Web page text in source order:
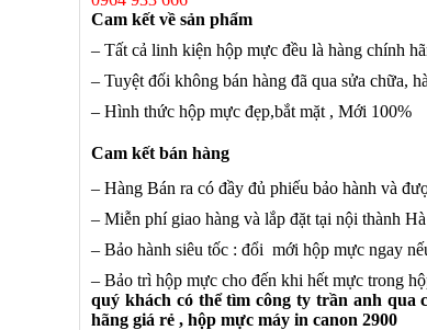
Cam kết về sản phẩm
– Tất cả linh kiện hộp mực đều là hàng chính
– Tuyệt đối không bán hàng đã qua sửa chữa,
– Hình thức hộp mực đẹp,bắt mặt , Mới 100%
Cam kết bán hàng
– Hàng Bán ra có đầy đủ phiếu bảo hành và
– Miễn phí giao hàng và lắp đặt tại nội thành
– Bảo hành siêu tốc : đổi mới hộp mực ngay
– Bảo trì hộp mực cho đến khi hết mực trong
quý khách có thể tìm công ty trần anh qua
hãng giá rẻ , hộp mực máy in canon 2900